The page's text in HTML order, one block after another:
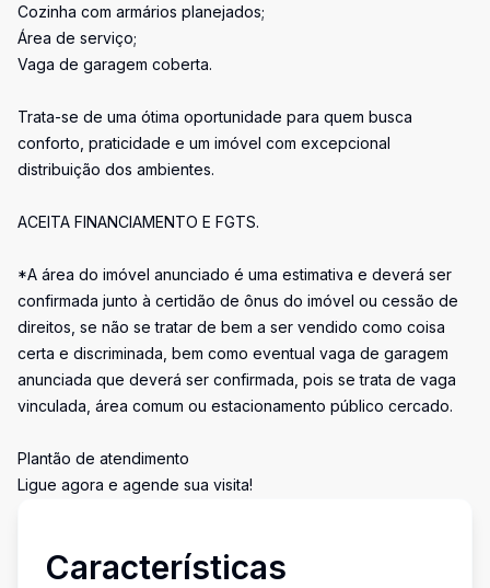
Cozinha com armários planejados;
Área de serviço;
Vaga de garagem coberta.
Trata-se de uma ótima oportunidade para quem busca
conforto, praticidade e um imóvel com excepcional
distribuição dos ambientes.
ACEITA FINANCIAMENTO E FGTS.
*A área do imóvel anunciado é uma estimativa e deverá ser
confirmada junto à certidão de ônus do imóvel ou cessão de
direitos, se não se tratar de bem a ser vendido como coisa
certa e discriminada, bem como eventual vaga de garagem
anunciada que deverá ser confirmada, pois se trata de vaga
vinculada, área comum ou estacionamento público cercado.
Plantão de atendimento
Ligue agora e agende sua visita!
Características